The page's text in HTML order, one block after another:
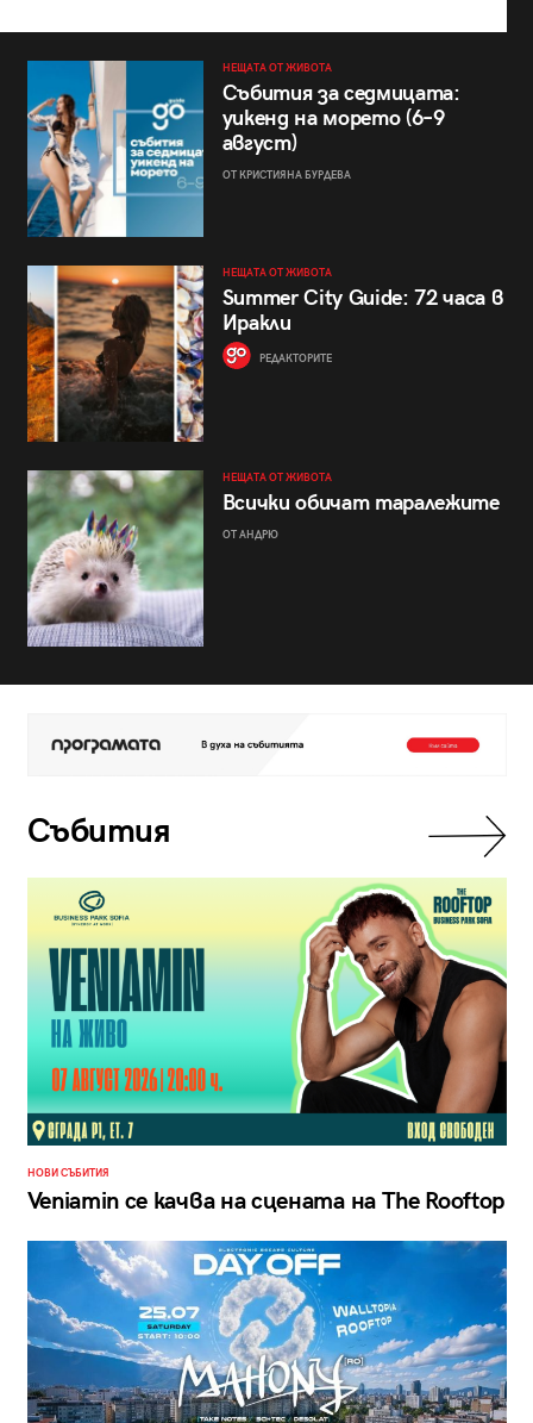
НЕЩАТА ОТ ЖИВОТА
Събития за седмицата:
уикенд на морето (6–9
август)
ОТ КРИСТИЯНА БУРДЕВА
НЕЩАТА ОТ ЖИВОТА
Summer City Guide: 72 часа в
Иракли
РЕДАКТОРИТЕ
НЕЩАТА ОТ ЖИВОТА
Всички обичат таралежите
ОТ АНДРЮ
Събития
НОВИ СЪБИТИЯ
Veniamin се качва на сцената на The Rooftop